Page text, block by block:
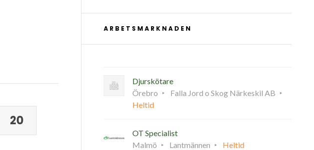
20
ARBETSMARKNADEN
Djurskötare
Örebro
Falla Jord o Skog Närkeskil AB
Heltid
OT Specialist
Malmö
Lantmännen Heltid